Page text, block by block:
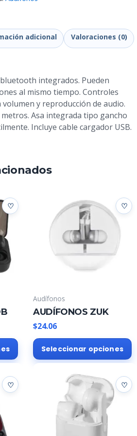
adicional Valoraciones (0)
integrados. Pueden
al mismo tiempo. Controles
y reproducción de audio.
Asa integrada tipo gancho
Incluye cable cargador USB.
Este
producto
tiene
variantes.
Audífonos
AUDÍFONOS ZUK
$24.06
Seleccionar opciones